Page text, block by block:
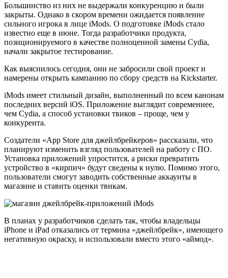
Большинство из них не выдержали конкуренцию и были
закрыты. Однако в скором времени ожидается появление
сильного игрока в лице iMods. О подготовке iMods стало
известно еще в июне. Тогда разработчики продукта,
позиционируемого в качестве полноценной замены Cydia,
начали закрытое тестирование.
Как выяснилось сегодня, они не забросили свой проект и
намерены открыть кампанию по сбору средств на Kickstarter.
iMods имеет стильный дизайн, выполненный по всем канонам
последних версий iOS. Приложение выглядит современнее,
чем Cydia, а способ установки твиков – проще, чем у
конкурента.
Создатели «App Store для джейлбрейкеров» рассказали, что
планируют изменить взгляд пользователей на работу с ПО.
Установка приложений упростится, а риски превратить
устройство в «кирпич» будут сведены к нулю. Помимо этого,
пользователи смогут заводить собственные аккаунты в
магазине и ставить оценки твикам.
В планах у разработчиков сделать так, чтобы владельцы
iPhone и iPad отказались от термина «джейлбрейк», имеющего
негативную окраску, и использовали вместо этого «аймод».